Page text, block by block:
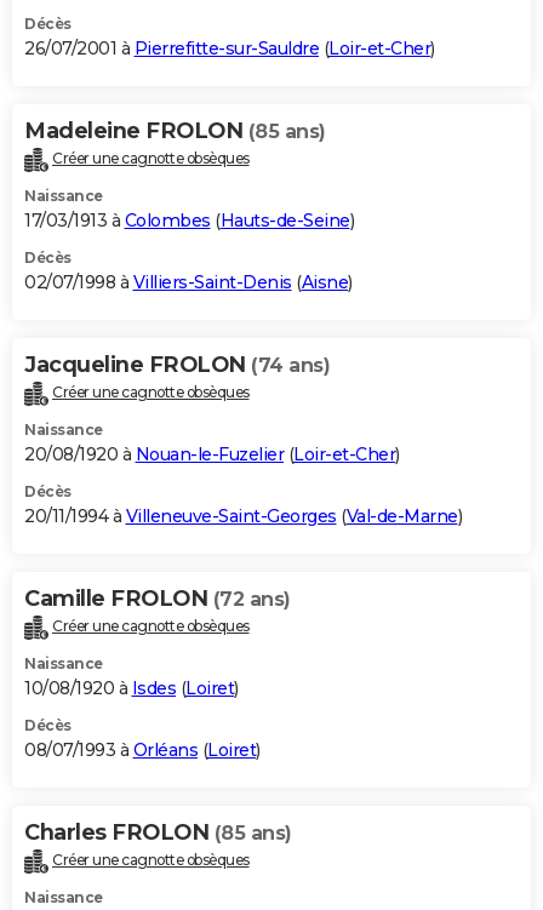
Décès
26/07/2001 à Pierrefitte-sur-Sauldre (Loir-et-Cher)
Madeleine FROLON (85 ans)
Créer une cagnotte obsèques
Naissance
17/03/1913 à Colombes (Hauts-de-Seine)
Décès
02/07/1998 à Villiers-Saint-Denis (Aisne)
Jacqueline FROLON (74 ans)
Créer une cagnotte obsèques
Naissance
20/08/1920 à Nouan-le-Fuzelier(Loir-et-Cher)
Décès
20/11/1994 à Villeneuve-Saint-Georges (Val-de-Marne)
Camille FROLON (72 ans)
Créer une cagnotte obsèques
Naissance
10/08/1920 à Isdes (Loiret)
Décès
08/07/1993 à Orléans (Loiret)
Charles FROLON (85 ans)
Créer une cagnotte obsèques
Naissance